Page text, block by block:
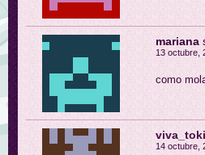
mariana
13 octubre,
como
14 octubre,